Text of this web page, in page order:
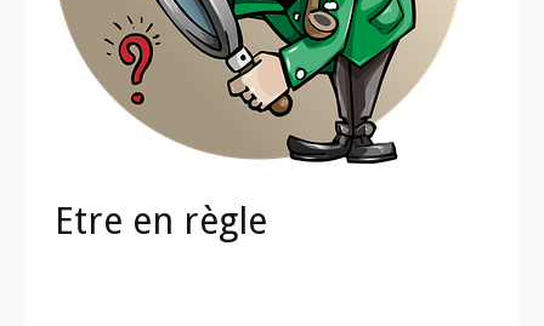
Etre en règle